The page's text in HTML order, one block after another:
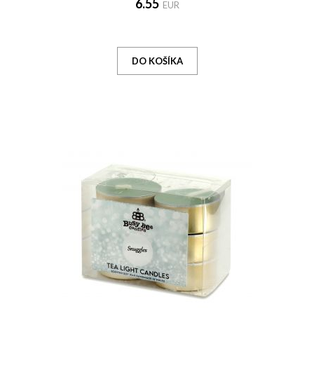
6.55 EUR